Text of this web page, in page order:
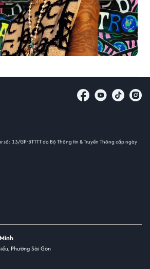
số: 13/GP-BTTTT do Bộ Thông tin & Truyền Thông cấp ngày
Phường Sài Gòn